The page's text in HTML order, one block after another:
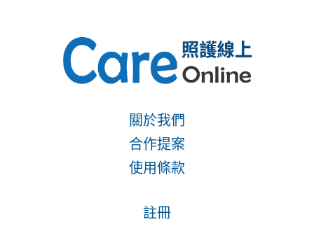
關於我們
合作提案
使用條款
註冊